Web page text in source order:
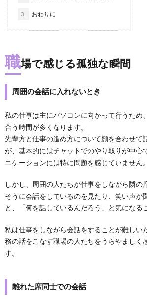
3. おわりに
職場で感じる孤独な瞬間
周囲の会話に入れないとき
私の仕事は主にパソコンに向かって行うため
合う時間が多くなります。
先輩方と仕事の進め方について顔を合わせて
が、基本的にはチャットでのやり取りが中心
ニケーションには特に問題を感じていません。
しかし、周囲の人たちが仕事をしながら隣の
そうに会話をしているのを見たり、笑い声が
と、「何を話しているんだろう」と気になる
私は仕事をしながら会話をすることが難しい
務の話をこなす職場の人たちをうらやましく
す。
離れた席同士での会話